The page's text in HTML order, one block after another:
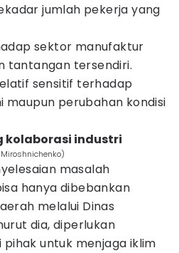
jumlah pekerja yang
sektor manufaktur
tantangan tersendiri.
sensitif terhadap
perubahan kondisi
kolaborasi industri
masalah
hanya dibebankan
melalui Dinas
dia, diperlukan
untuk menjaga iklim